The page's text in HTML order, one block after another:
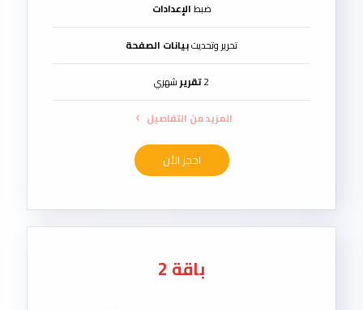
ضبطالإعدادات
تحرير وتحديثبيانات الصفحة
2تقريرشهري
المزيد من التفاصيل
احجز الأن
باقة 2